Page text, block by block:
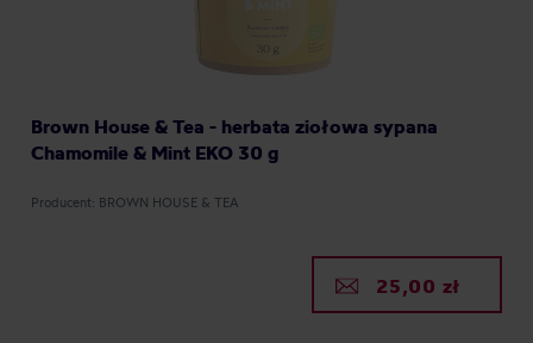
Brown House & Tea - herbata ziołowa sypana
Chamomile & Mint EKO 30 g
Producent: BROWN HOUSE & TEA
25,00 zł